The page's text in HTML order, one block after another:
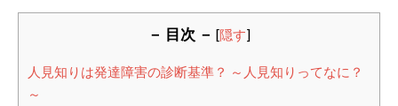
－ 目次 － [隠す]
人見知りは発達障害の診断基準？ ～人見知りってなに？
～